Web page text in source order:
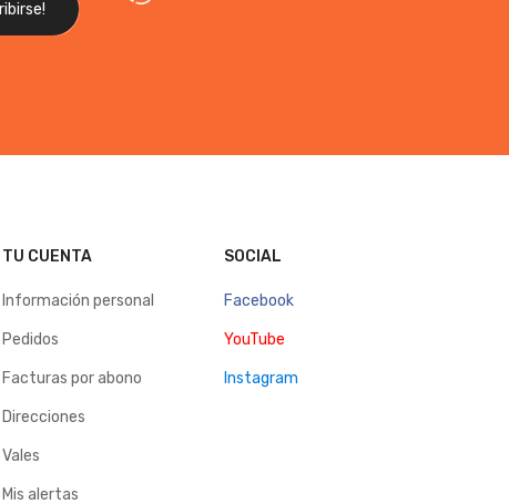
TU CUENTA
Información personal
Pedidos
Facturas por abono
Direcciones
Vales
Mis alertas
SOCIAL
Facebook
YouTube
Instagram